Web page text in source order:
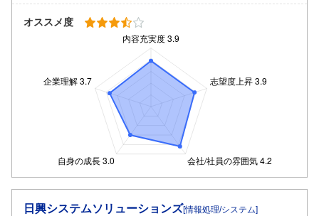
オススメ度
日興システムソリューションズ[情報処理/システム]